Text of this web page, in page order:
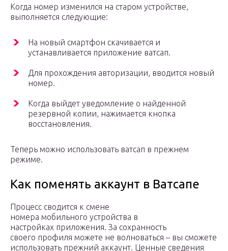
Когда номер изменился на старом устройстве,
выполняется следующие:
На новый смартфон скачивается и
устанавливается приложение ватсап.
Для прохождения авторизации, вводится новый
номер.
Когда выйдет уведомление о найденной
резервной копии, нажимается кнопка
восстановления.
Теперь можно использовать ватсап в прежнем
режиме.
Как поменять аккаунт в Ватсапе
Процесс сводится к смене
номера мобильного устройства в
настройках приложения. За сохранность
своего профиля можете не волноваться – вы сможете
использовать прежний аккаунт. Ценные сведения